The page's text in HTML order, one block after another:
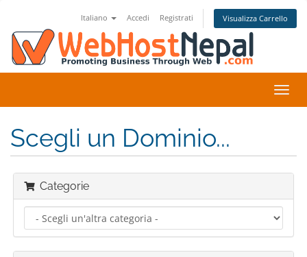
Italiano Accedi Registrati Visualizza Carrello
Attiva
Scegli un Dominio...
Categorie